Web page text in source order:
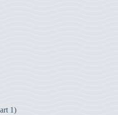
1)